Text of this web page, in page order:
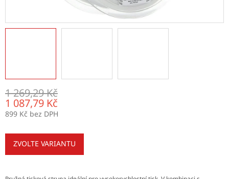
1 269,29 Kč
1 087,79 Kč
899 Kč bez DPH
ZVOLTE VARIANTU